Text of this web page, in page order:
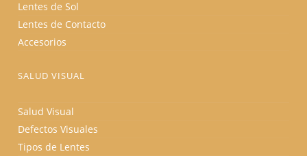
Lentes de Sol
Lentes de Contacto
Accesorios
SALUD VISUAL
Salud Visual
Defectos Visuales
Tipos de Lentes